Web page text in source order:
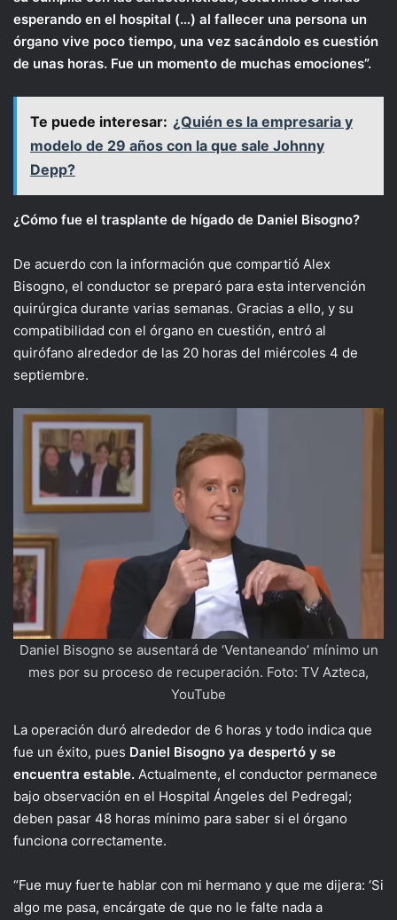
esperando en el hospital (…) al fallecer una persona un
órgano vive poco tiempo, una vez sacándolo es cuestión
de unas horas. Fue un momento de muchas emociones”.
Te puede interesar: ¿Quién es la empresaria y
modelo de 29 años con la que sale Johnny
Depp?
¿Cómo fue el trasplante de hígado de Daniel Bisogno?
De acuerdo con la información que compartió Alex
Bisogno, el conductor se preparó para esta intervención
quirúrgica durante varias semanas. Gracias a ello, y su
compatibilidad con el órgano en cuestión, entró al
quirófano alrededor de las 20 horas del miércoles 4 de
septiembre.
Daniel Bisogno se ausentará de ‘Ventaneando’ mínimo un
mes por su proceso de recuperación. Foto: TV Azteca,
YouTube
La operación duró alrededor de 6 horas y todo indica que
fue un éxito, pues Daniel Bisogno ya despertó y se
encuentra estable. Actualmente, el conductor permanece
bajo observación en el Hospital Ángeles del Pedregal;
deben pasar 48 horas mínimo para saber si el órgano
funciona correctamente.
“Fue muy fuerte hablar con mi hermano y que me dijera: ‘Si
algo me pasa, encárgate de que no le falte nada a